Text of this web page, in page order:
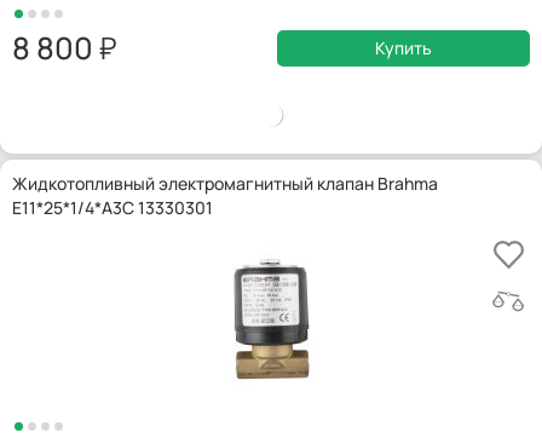
8 800 Купить
Жидкотопливный электромагнитный клапан Brahma
E11*25*1/4*A3C 13330301